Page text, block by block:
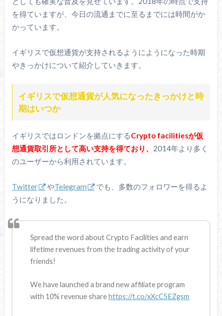
を得ていますが、今日の流通までに至るまでには時間がか
かっています。
イギリスで仮想通貨が支持されるようにようになった時期
やきっかけについて紹介していきます。
イギリスで仮想通貨が人気になったきっかけと時
期はいつか
イギリスではロンドンを拠点にするCrypto facilitiesが仮
想通貨取引所として高い支持を得ており、 2014年より多く
のユーザーから利用されています。
Twitter やTelegram
でも、多数のフォロワーを得るよ
うになりました。
Spread the word about Crypto Facilities and earn
lifetime revenues from the trading activity of your
friends!
We have launched a brand new affiliate program
with 10% revenue sharehttps://t.co/xXcC5EZgsm